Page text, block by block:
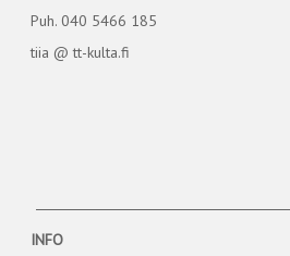
Puh. 040 5466 185
tiia @ tt-kulta.fi
INFO